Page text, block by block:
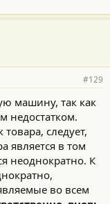
#129
машину, так как
недостатком.
следует,
является в том
неоднократно. К
во всем